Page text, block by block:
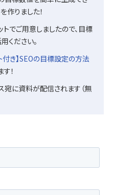
作りました！
トでご用意しましたので、目標
ください。
付き】SEOの目標設定の方法
！
宛に資料が配信されます（無